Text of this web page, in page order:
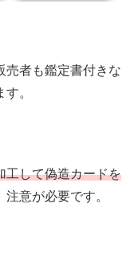
売者も鑑定書付きな
。
工して偽造カードを
注意が必要です。